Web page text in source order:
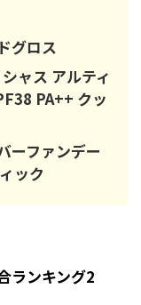
グロス
ャス アルティ
PA++ クッ
ーファンデー
ック
ランキング2